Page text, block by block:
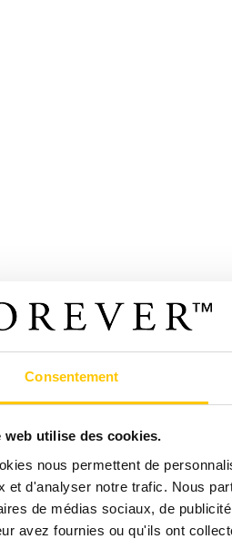
Consentement
web utilise des cookies.
nous permettent de
et d'analyser notre trafic. Nous
de médias sociaux, de
avez fournies ou qu'ils ont